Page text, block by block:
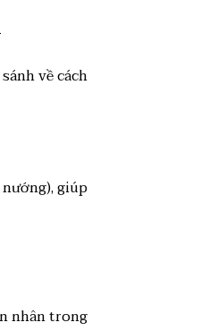
về cách
giúp
nhân trong